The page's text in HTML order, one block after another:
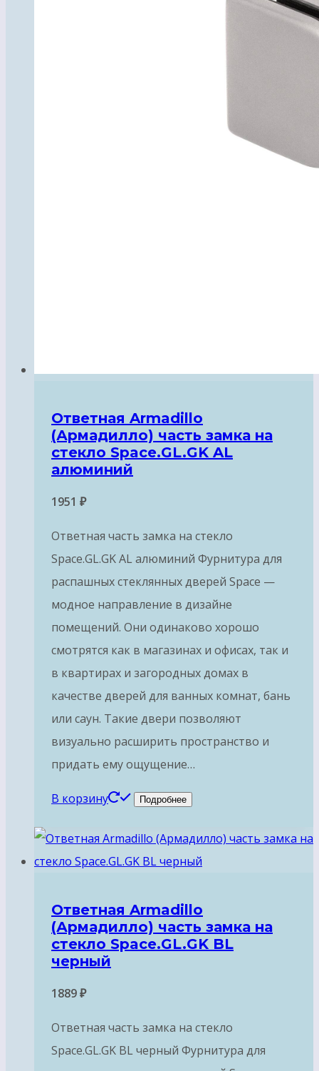
Ответная Armadillo
(Армадилло) часть замка на
стекло Space.GL.GK AL
алюминий
1951 ₽
Ответная часть замка на стекло
Space.GL.GK AL алюминий Фурнитура для
распашных стеклянных дверей Space —
модное направление в дизайне
помещений. Они одинаково хорошо
смотрятся как в магазинах и офисах, так и
в квартирах и загородных домах в
качестве дверей для ванных комнат, бань
или саун. Такие двери позволяют
визуально расширить пространство и
придать ему ощущение…
В корзину Подробнее
Ответная Armadillo
(Армадилло) часть замка на
стекло Space.GL.GK BL
черный
1889₽
Ответная часть замка на стекло
Space.GL.GK BL черный Фурнитура для